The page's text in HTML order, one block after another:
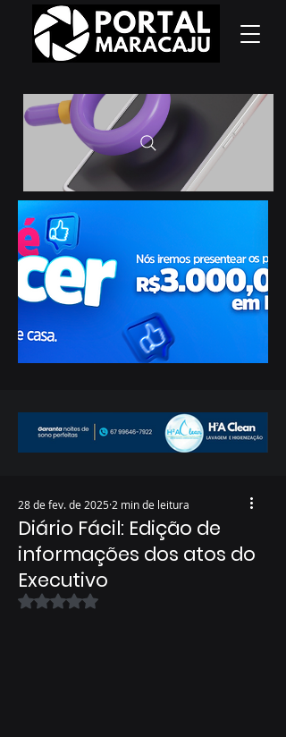
Diário Fácil: Edição de
informações dos atos do
Executivo
28 de fev. de 2025 2 min de leitura
Avaliado com NaN de 5 estrelas.